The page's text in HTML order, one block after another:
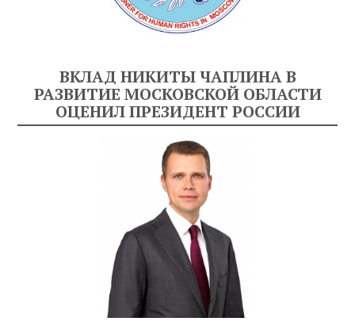
ВКЛАД НИКИТЫ ЧАПЛИНА В
РАЗВИТИЕ МОСКОВСКОЙ ОБЛАСТИ
ОЦЕНИЛ ПРЕЗИДЕНТ РОССИИ